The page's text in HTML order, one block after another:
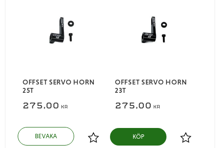
OFFSET SERVO HORN
25T
275,00 KR
Lägg till i favoriter
OFFSET SERVO HORN
23T
275,00 KR
Lägg till i
KÖP